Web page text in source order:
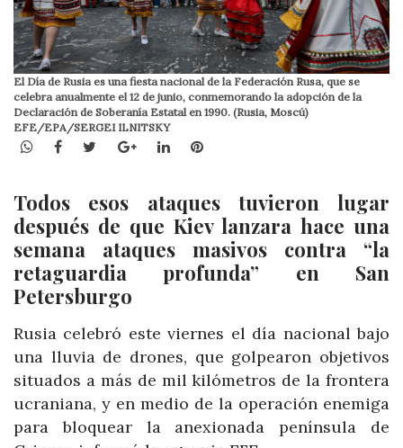
El Día de Rusia es una fiesta nacional de la Federación Rusa, que se
celebra anualmente el 12 de junio, conmemorando la adopción de la
Declaración de Soberanía Estatal en 1990. (Rusia, Moscú)
EFE/EPA/SERGEI ILNITSKY
WhatsApp
Facebook
TwitterGoogle+LinkedInPinterest
Todos esos ataques tuvieron lugar
después de que Kiev lanzara hace una
semana ataques masivos contra “la
retaguardia profunda” en San
Petersburgo
Rusia celebró este viernes el día nacional bajo
una lluvia de drones, que golpearon objetivos
situados a más de mil kilómetros de la frontera
ucraniana, y en medio de la operación enemiga
para bloquear la anexionada península de